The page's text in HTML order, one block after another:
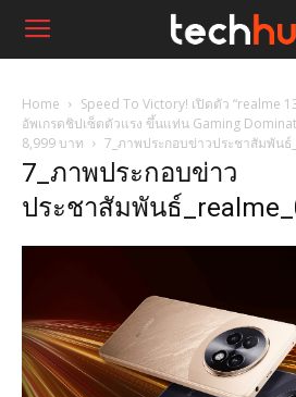
Home
Speed To Victory! เปิดตัว “realme
อัพเกรดชิปเซ็ตตัวแรง ขึ้นแท่น Gaming
8,999 บาท
7_ภาพประกอบข่าวประชาสัมพันธ์
7_ภาพประกอบข่าว
ประชาสัมพันธ์